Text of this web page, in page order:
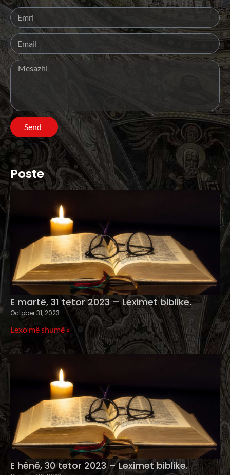
Send
Poste
E martë, 31 tetor 2023 – Leximet biblike.
October 31, 2023
Lexo më shumë »
E hënë, 30 tetor 2023 – Leximet biblike.